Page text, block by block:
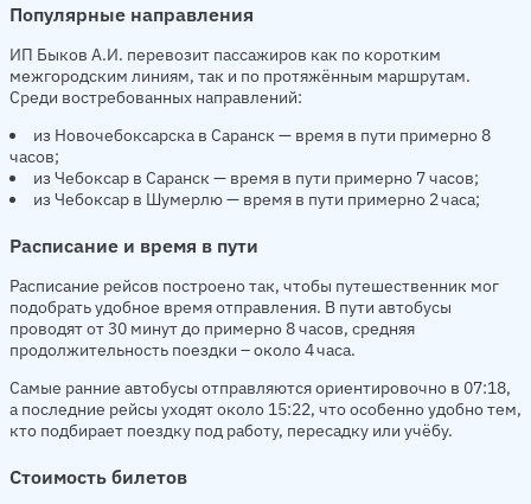
Популярные направления
ИП Быков А.И. перевозит пассажиров как по коротким
межгородским линиям, так и по протяжённым маршрутам.
Среди востребованных направлений:
из Новочебоксарска в Саранск — время в пути примерно 8
часов;
из Чебоксар в Саранск — время в пути примерно 7 часов;
из Чебоксар в Шумерлю — время в пути примерно 2 часа;
Расписание и время в пути
Расписание рейсов построено так, чтобы путешественник мог
подобрать удобное время отправления. В пути автобусы
проводят от 30 минут до примерно 8 часов, средняя
продолжительность поездки – около 4 часа.
Самые ранние автобусы отправляются ориентировочно в 07:18,
а последние рейсы уходят около 15:22, что особенно удобно тем,
кто подбирает поездку под работу, пересадку или учёбу.
Стоимость билетов